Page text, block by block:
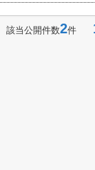
該当公開件数2件